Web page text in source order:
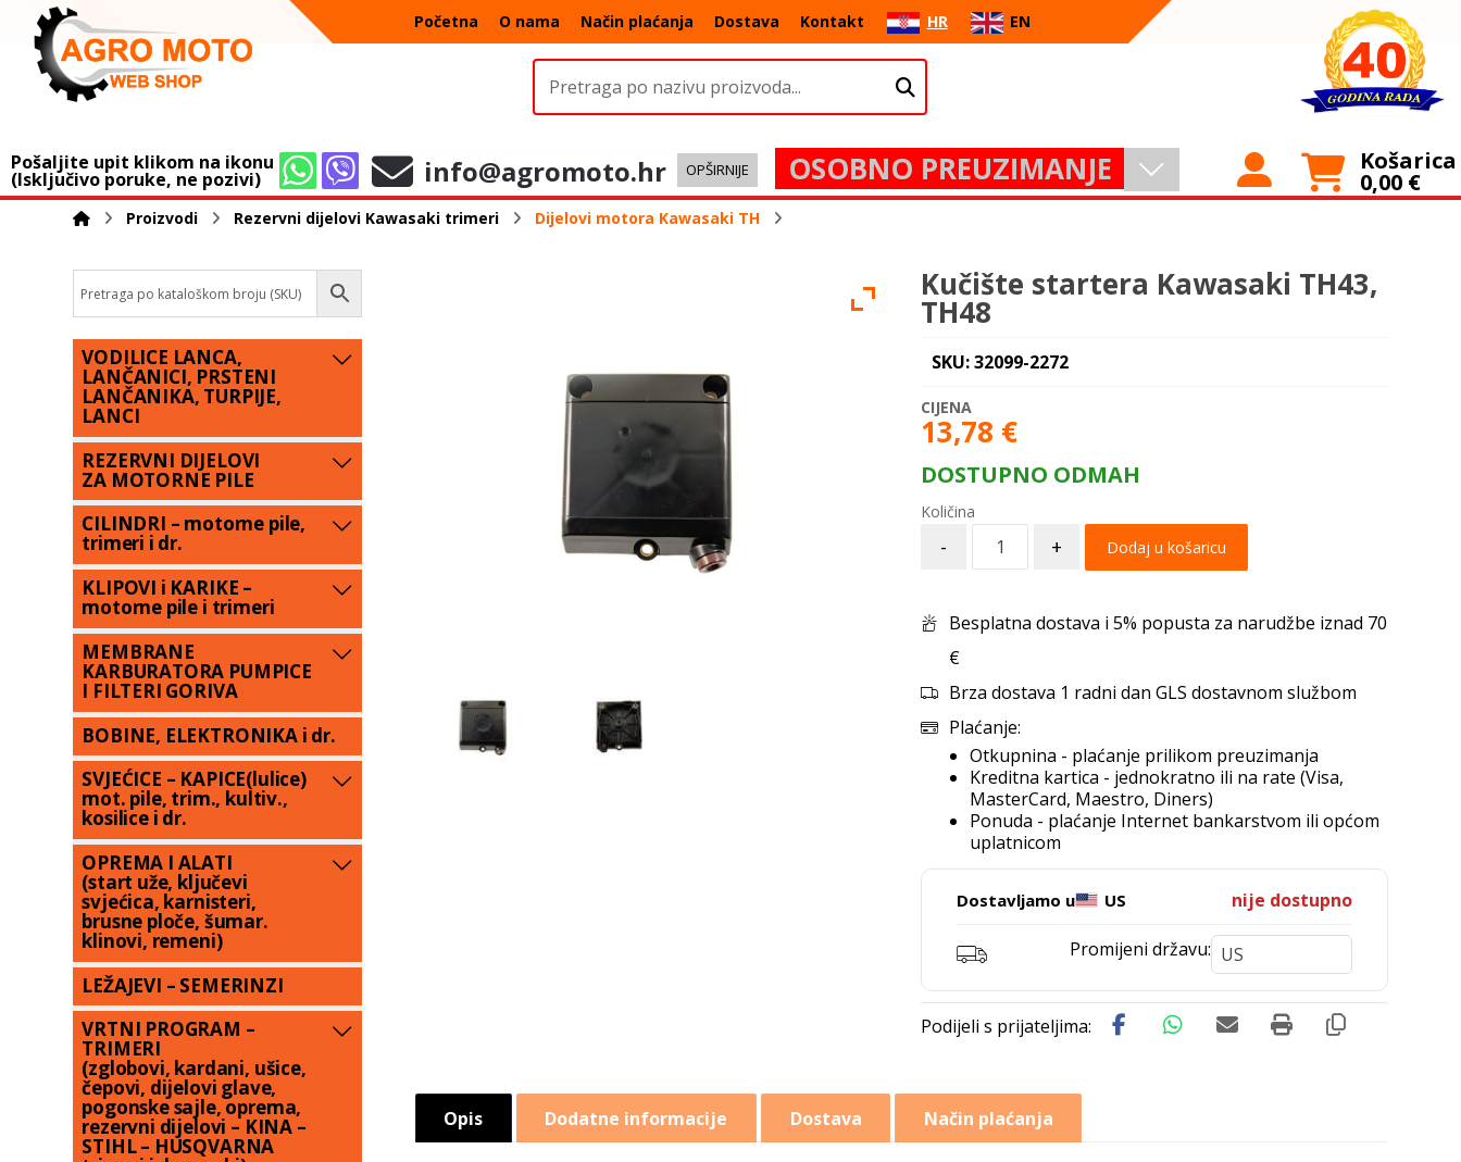
Početna O nama Način plaćanja Dostava Kontakt HR EN
Pošaljite upit klikom na ikonu
(Isključivo poruke, ne pozivi) info@agromoto.hr OPŠIRNIJE OSOBNO PREUZIMANJE Košarica
0,00 €
Proizvodi Rezervni dijelovi Kawasaki trimeri Dijelovi motora Kawasaki TH
Kučište startera Kawasaki TH43,
TH48
SKU: 32099-2272
13,78 €
DOSTUPNO ODMAH
- + Dodaj u košaricu
Besplatna dostava i 5% popusta za narudžbe iznad 70
€
Brza dostava 1 radni dan GLS dostavnom službom
Plaćanje:
Otkupnina - plaćanje prilikom preuzimanja
Kreditna kartica - jednokratno ili na rate (Visa,
MasterCard, Maestro, Diners)
Ponuda - plaćanje Internet bankarstvom ili općom
uplatnicom
Dostavljamo u US nije dostupno
Promijeni državu:
Opis Dodatne informacije Dostava Način plaćanja
VODILICE LANCA,
LANČANICI, PRSTENI
LANČANIKA, TURPIJE,
LANCI
REZERVNI DIJELOVI
ZA MOTORNE PILE
CILINDRI – motorne pile,
trimeri i dr.
KLIPOVI i KARIKE –
motorne pile i trimeri
MEMBRANE
KARBURATORA PUMPICE
I FILTERI GORIVA
BOBINE, ELEKTRONIKA i dr.
SVJEĆICE – KAPICE(lulice)
mot. pile, trim., kultiv.,
kosilice i dr.
OPREMA I ALATI
(start uže, ključevi
svjećica, karnisteri,
brusne ploče, šumar.
klinovi, remeni)
LEŽAJEVI – SEMERINZI
VRTNI PROGRAM –
TRIMERI
(zglobovi, kardani, ušice,
čepovi, dijelovi glave,
pogonske sajle, oprema,
rezervni dijelovi – KINA –
STIHL – HUSQVARNA